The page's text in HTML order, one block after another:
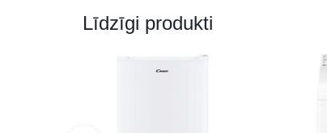
Līdzīgi produkti